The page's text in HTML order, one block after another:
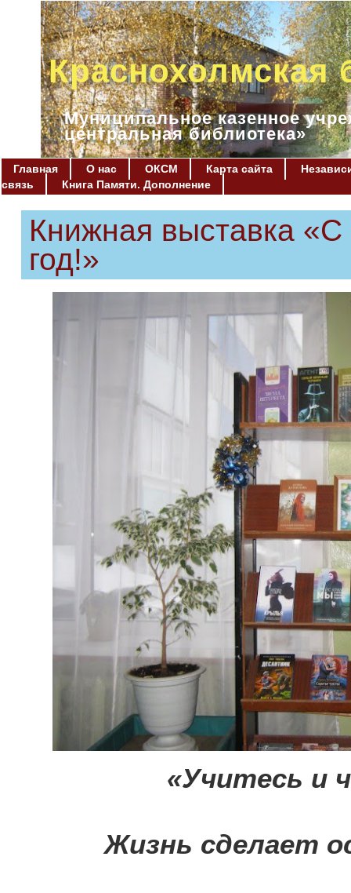
Краснохолмская
Муниципальное казенное
центральная библиотека»
Главная О нас ОКСМ Карта сайта
связь
Книга Памяти. Дополнение
Книжная выставка
год!»
«Учитесь и
Жизнь сделает